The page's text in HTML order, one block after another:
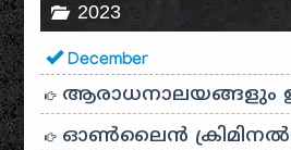
2023
December
ആരാധനാലയങ്ങളും
ഓൺലൈൻ